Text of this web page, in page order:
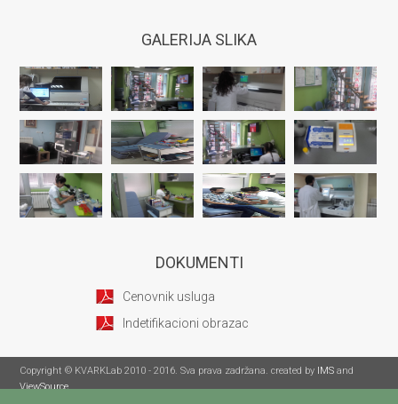
GALERIJA SLIKA
DOKUMENTI
Cenovnik usluga
Indetifikacioni obrazac
Copyright © KVARKLab 2010 - 2016. Sva prava zadržana. created by IMS and
ViewSource